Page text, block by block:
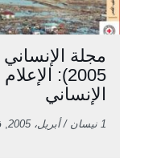
2005):
الإنساني
1 نيسان / أبريل، 2005 ,